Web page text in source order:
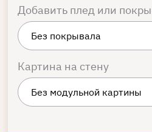
Добавить плед или
Картина на стену